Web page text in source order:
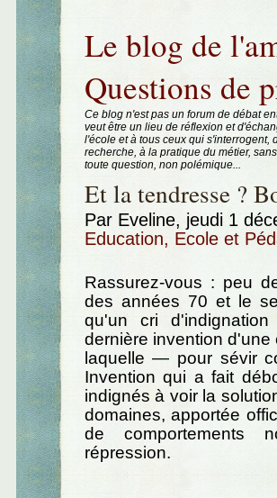
Le blog de
Questions de
Ce blog n'est pas un forum de débat
veut être un lieu de réflexion et
l'école et à tous ceux qui s'interrogent,
recherche, à la pratique du métier,
toute question, non polémique...
Et la tendresse ?
Par Eveline, jeudi 1
Education, Ecole et
Rassurez-vous : peu
des années 70 et le
qu'un cri
dernière invention
laquelle — pour sévir
Invention qui a fait
indignés à voir la
domaines, apportée
de comportements
répression.